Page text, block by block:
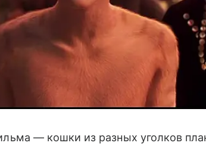
— кошки из разных уголков